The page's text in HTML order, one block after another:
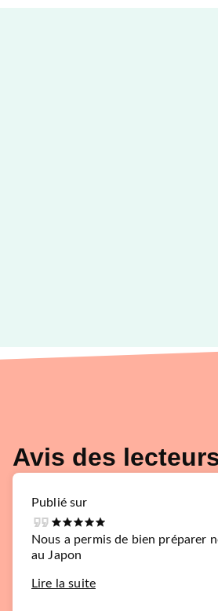
Avis des
Publié sur
Nous a permis de bien préparer
au Japon
Lire la suite